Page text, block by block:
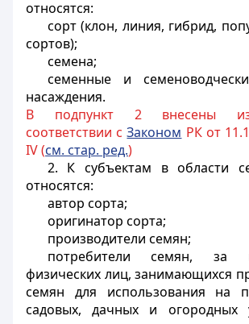
относятся:
сорт (клон, линия, гибрид,
сортов);
семена;
семенные и
насаждения.
В подпункт 2 внесены
соответствии сЗаконом РК от
IV (см. стар. ред.)
2. К субъектам в области
относятся:
автор сорта;
оригинатор сорта;
производители семян;
потребители семян, за
физических лиц, занимающихся
семян для использования на
садовых, дачных и огородных